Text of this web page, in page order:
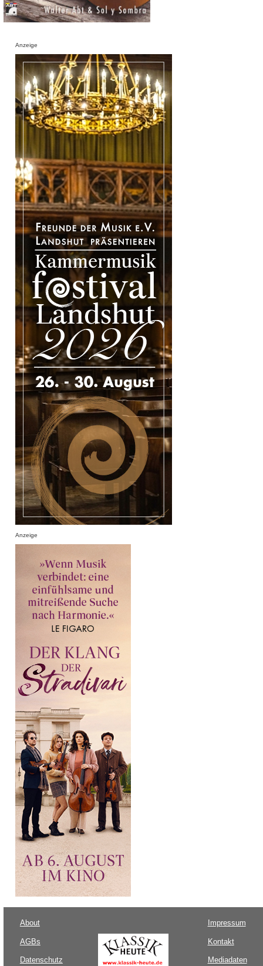
Anzeige
Anzeige
About
AGBs
Datenschutz
Impressum
Kontakt
Mediadaten